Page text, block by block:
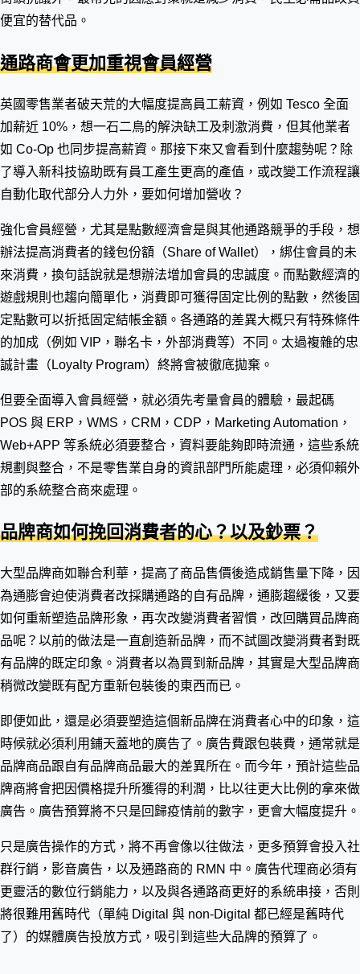
便宜的替代品。
通路商會更加重視會員經營
英國零售業者破天荒的大幅度提高員工薪資，例如 Tesco 全面
加薪近 10%，想一石二鳥的解決缺工及刺激消費，但其他業者
如 Co-Op 也同步提高薪資。那接下來又會看到什麼趨勢呢？除
了導入新科技協助既有員工產生更高的產值，或改變工作流程讓
自動化取代部分人力外，要如何增加營收？
強化會員經營，尤其是點數經濟會是與其他通路競爭的手段，想
辦法提高消費者的錢包份額（Share of Wallet），綁住會員的未
來消費，換句話說就是想辦法增加會員的忠誠度。而點數經濟的
遊戲規則也趨向簡單化，消費即可獲得固定比例的點數，然後固
定點數可以折抵固定結帳金額。各通路的差異大概只有特殊條件
的加成（例如 VIP，聯名卡，外部消費等）不同。太過複雜的忠
誠計畫（Loyalty Program）終將會被徹底拋棄。
但要全面導入會員經營，就必須先考量會員的體驗，最起碼
POS 與 ERP，WMS，CRM，CDP，Marketing Automation，
Web+APP 等系統必須要整合，資料要能夠即時流通，這些系統
規劃與整合，不是零售業自身的資訊部門所能處理，必須仰賴外
部的系統整合商來處理。
品牌商如何挽回消費者的心？以及鈔票？
大型品牌商如聯合利華，提高了商品售價後造成銷售量下降，因
為通膨會迫使消費者改採購通路的自有品牌，通膨趨緩後，又要
如何重新塑造品牌形象，再次改變消費者習慣，改回購買品牌商
品呢？以前的做法是一直創造新品牌，而不試圖改變消費者對既
有品牌的既定印象。消費者以為買到新品牌，其實是大型品牌商
稍微改變既有配方重新包裝後的東西而已。
即便如此，還是必須要塑造這個新品牌在消費者心中的印象，這
時候就必須利用鋪天蓋地的廣告了。廣告費跟包裝費，通常就是
品牌商品跟自有品牌商品最大的差異所在。而今年，預計這些品
牌商將會把因價格提升所獲得的利潤，比以往更大比例的拿來做
廣告。廣告預算將不只是回歸疫情前的數字，更會大幅度提升。
只是廣告操作的方式，將不再會像以往做法，更多預算會投入社
群行銷，影音廣告，以及通路商的 RMN 中。廣告代理商必須有
更靈活的數位行銷能力，以及與各通路商更好的系統串接，否則
將很難用舊時代（單純 Digital 與 non-Digital 都已經是舊時代
了）的媒體廣告投放方式，吸引到這些大品牌的預算了。